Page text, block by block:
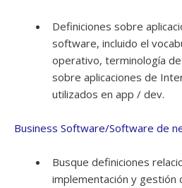
Definiciones sobre
software, incluido el
operativo, terminología
sobre aplicaciones de
utilizados en app / dev.
Business Software/Software de
Busque definiciones
implementación y gestión